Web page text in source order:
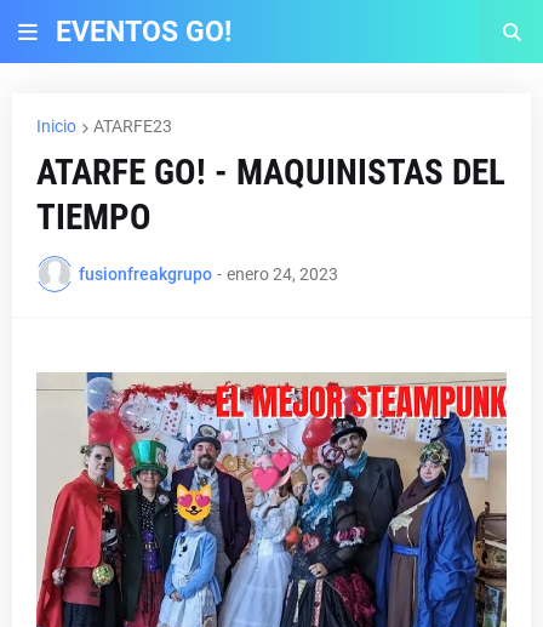
EVENTOS GO!
Inicio ATARFE23
ATARFE GO! - MAQUINISTAS DEL
TIEMPO
fusionfreakgrupo - enero 24, 2023